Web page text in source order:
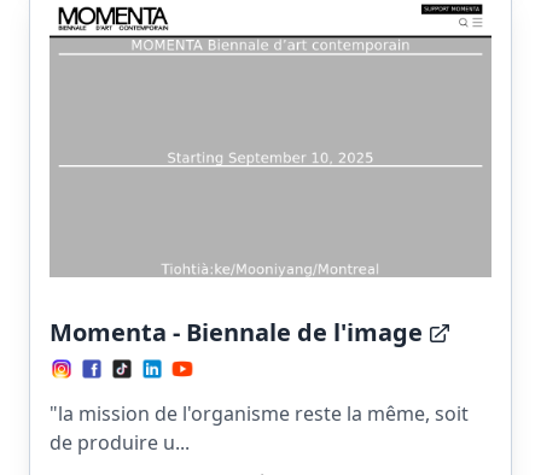
Momenta - Biennale de l'image
"la mission de l'organisme reste la même, soit
de produire u...